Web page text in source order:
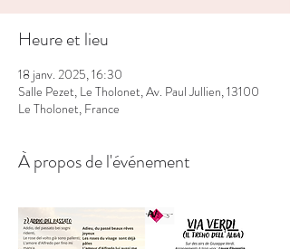
Heure et lieu
18 janv. 2025, 16:30
Salle Pezet, Le Tholonet, Av. Paul Jullien, 13100
Le Tholonet, France
À propos de l'événement